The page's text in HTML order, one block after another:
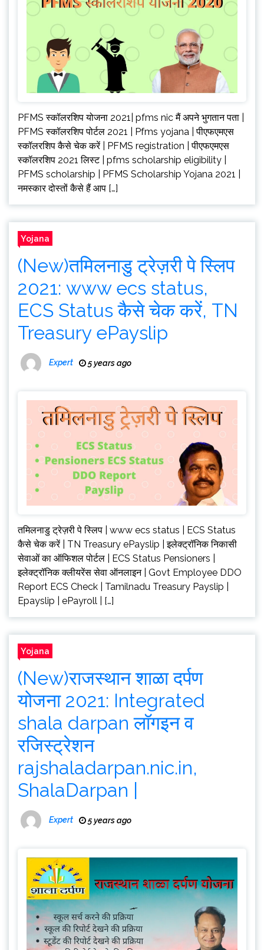
PFMS स्कॉलरशिप योजना 2021| pfms nic मैं अपने भुगतान पता |
PFMS स्कॉलरशिप पोर्टल 2021 | Pfms yojana | पीएफएमएस
स्कॉलरशिप कैसे चेक करें | PFMS registration | पीएफएमएस
स्कॉलरशिप 2021 लिस्ट | pfms scholarship eligibility |
PFMS scholarship | PFMS Scholarship Yojana 2021 |
नमस्कार दोस्तों कैसे हैं आप […]
Yojana
(New)तमिलनाडु ट्रेज़री पे स्लिप
2021: www ecs status,
ECS Status कैसे चेक करें, TN
Treasury ePayslip
Expert 5 years ago
तमिलनाडु ट्रेज़री पे स्लिप | www ecs status | ECS Status
कैसे चेक करें | TN Treasury ePayslip | इलेक्ट्रॉनिक निकासी
सेवाओं का ऑफिशल पोर्टल | ECS Status Pensioners |
इलेक्ट्रॉनिक क्लीयरेंस सेवा ऑनलाइन | Govt Employee DDO
Report ECS Check | Tamilnadu Treasury Payslip |
Epayslip | ePayroll | […]
Yojana
(New)राजस्थान शाळा दर्पण
योजना 2021: Integrated
shala darpan लॉगइन व
रजिस्ट्रेशन
rajshaladarpan.nic.in,
ShalaDarpan |
Expert 5 years ago